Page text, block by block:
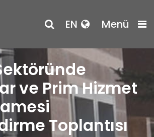
EN Menü
ve Prim Hizmet
Toplantısı